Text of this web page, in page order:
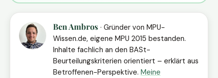
Ben Ambros · Gründer von MPU-
Wissen.de, eigene MPU 2015 bestanden.
Inhalte fachlich an den BASt-
Beurteilungskriterien orientiert – erklärt aus
Betroffenen-Perspektive. Meine